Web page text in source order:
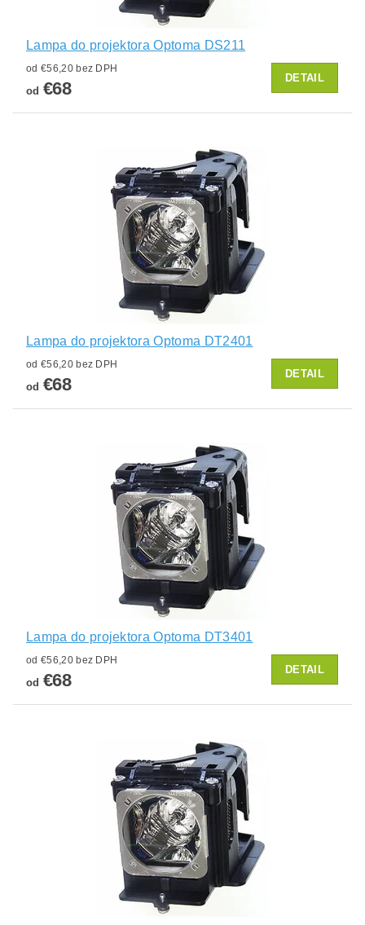
Lampa do projektora Optoma DS211
od €56,20 bez DPH
od €68
DETAIL
Lampa do projektora Optoma DT2401
od €56,20 bez DPH
od €68
DETAIL
Lampa do projektora Optoma DT3401
od €56,20 bez DPH
od €68
DETAIL